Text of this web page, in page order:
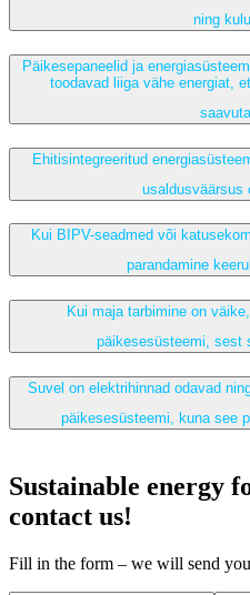
ning
Päikesepaneelid ja
toodavad liiga vähe energiat,
Ehitisintegreeritud
usaldusväärsus
Kui BIPV-seadmed või
parandamine
Kui maja tarbimine on
päikesesüsteemi, sest
Suvel on elektrihinnad odavad
päikesesüsteemi, kuna see
Sustainable energy
contact us!
Fill in the form – we will send